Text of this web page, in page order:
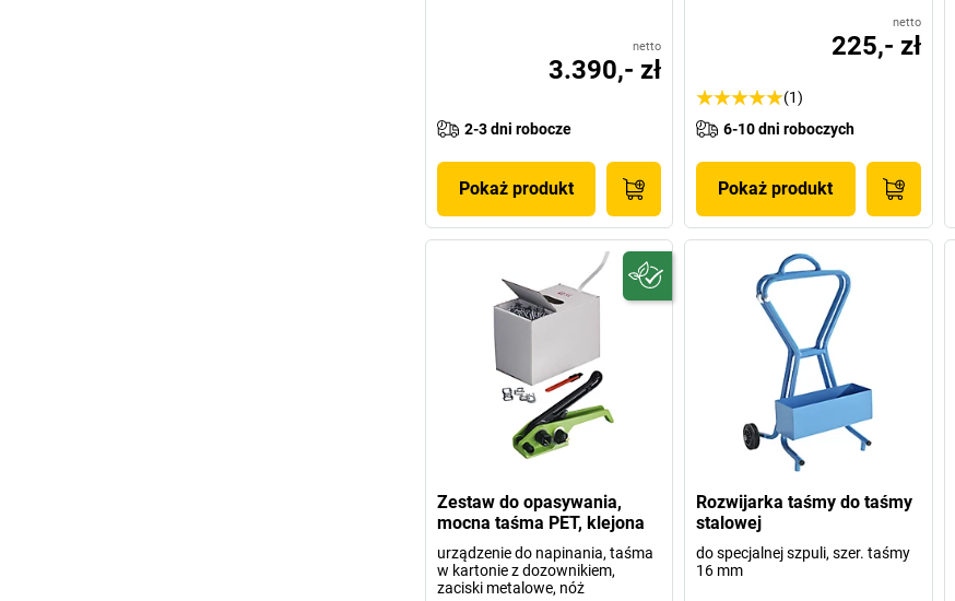
netto
3.390,- zł
2-3 dni robocze
Pokaż produkt
netto
225,- zł
(1)
6-10 dni roboczych
Pokaż produkt
Zestaw do opasywania,
mocna taśma PET, klejona
urządzenie do napinania, taśma
w kartonie z dozownikiem,
zaciski metalowe, nóż
Rozwijarka taśmy do taśmy
stalowej
do specjalnej szpuli, szer. taśmy
16 mm